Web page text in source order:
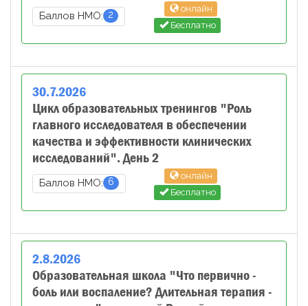
Баллов НМО: 2
онлайн
Бесплатно
30.7.2026
Цикл образовательных тренингов "Роль
главного исследователя в обеспечении
качества и эффективности клинических
исследований". День 2
Баллов НМО: 6
онлайн
Бесплатно
2.8.2026
Образовательная школа "Что первично -
боль или воспаление? Длительная терапия -